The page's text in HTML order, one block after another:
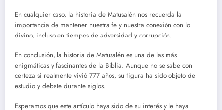
En cualquier caso, la historia de Matusalén nos recuerda la
importancia de mantener nuestra fe y nuestra conexión con lo
divino, incluso en tiempos de adversidad y corrupción.
En conclusión, la historia de Matusalén es una de las más
enigmáticas y fascinantes de la Biblia. Aunque no se sabe con
certeza si realmente vivió 777 años, su figura ha sido objeto de
estudio y debate durante siglos.
Esperamos que este artículo haya sido de su interés y le haya